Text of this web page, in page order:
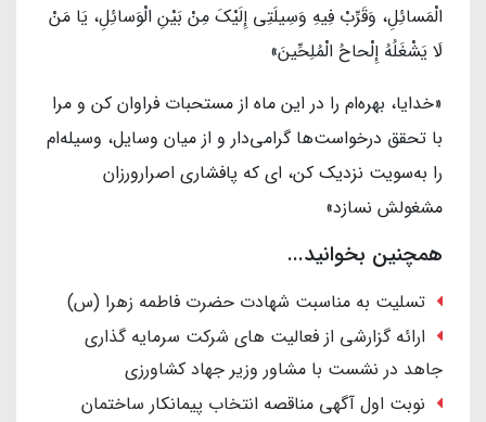
الْمَسائِلِ، وَقَرِّبْ فِیهِ وَسِیلَتِی إِلَیْکَ مِنْ بَیْنِ الْوَسائِلِ، یَا مَنْ
لَا یَشْغَلُهُ إِلْحاحُ الْمُلِحِّینَ»
«خدایا، بهره‌ام را در این ماه از مستحبات فراوان کن و مرا
با تحقق درخواست‌ها گرامی‌دار و از میان وسایل، وسیله‌ام
را به‌سویت نزدیک کن، ای که پافشاری اصرارورزان
مشغولش نسازد»
همچنین بخوانید...
تسلیت به مناسبت شهادت حضرت فاطمه زهرا (س)
ارائه گزارشی از فعالیت های شرکت سرمایه گذاری
جاهد در نشست با مشاور وزیر جهاد کشاورزی
نوبت اول آگهی مناقصه انتخاب پیمانکار ساختمان